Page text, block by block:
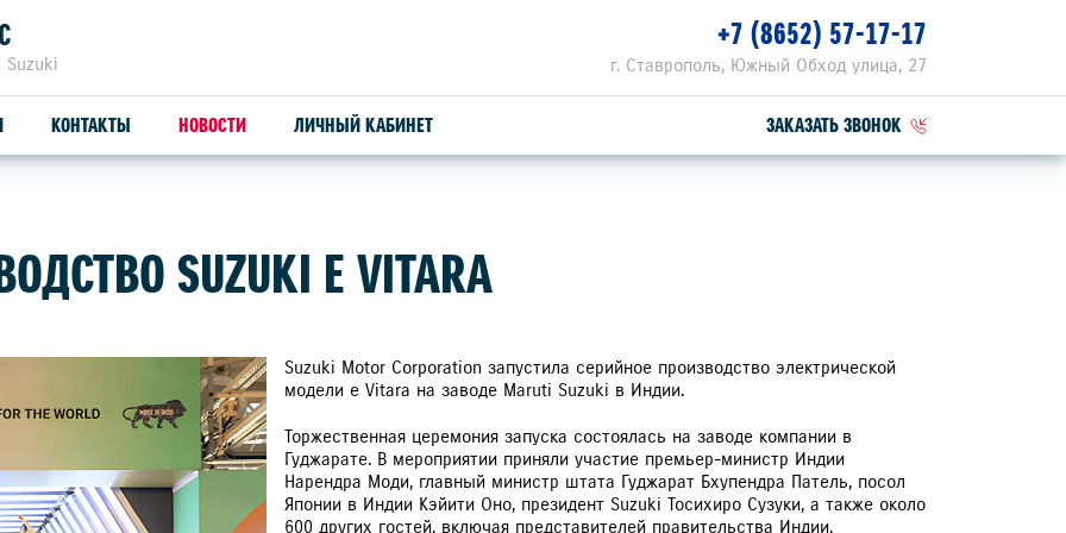
г. Ставрополь, Южный Обход улица, 27
+7 (8652) 57-17-17
ЗАПЧАСТИ И АКСЕССУАРЫ
ПРОДУКЦИЯ SUZUTEC
КУЗОВНЫЕ ЗАПЧАСТИ И РЕМОНТ
УЗНАТЬ СТОИМОСТЬ ДЕТАЛИ
SUZUKI ПРИВИЛЕГИЯ 3+
НАША КОМАНДА
КОНТАКТЫ НОВОСТИ ЛИЧНЫЙ КАБИНЕТ ЗАКАЗАТЬ ЗВОНОК
SUZUKI E VITARA
Suzuki Motor Corporation запустила серийное производство электрической
модели e Vitara на заводе Maruti Suzuki в Индии.
Торжественная церемония запуска состоялась на заводе компании в
Гуджарате. В мероприятии приняли участие премьер-министр Индии
Нарендра Моди, главный министр штата Гуджарат Бхупендра Патель, посол
Японии в Индии Кэйити Оно, президент Suzuki Тосихиро Сузуки, а также около
600 других гостей, включая представителей правительства Индии,